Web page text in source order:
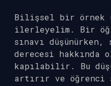
Bilişsel bir örnek
ilerleyelim. Bir
sınavı düşünürken,
derecesi hakkında
kapılabilir. Bu
artırır ve öğrenci